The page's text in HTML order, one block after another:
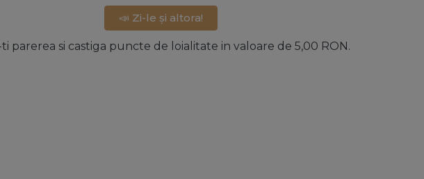
📣 Zi-le și altora!
ti parerea si castiga puncte de loialitate in valoare de 5,00 RON.